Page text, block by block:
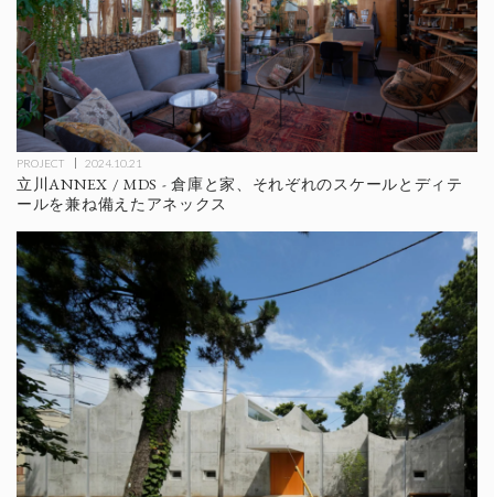
PROJECT 2024.10.21
立川ANNEX / MDS - 倉庫と家、それぞれのスケールとディテ
ールを兼ね備えたアネックス